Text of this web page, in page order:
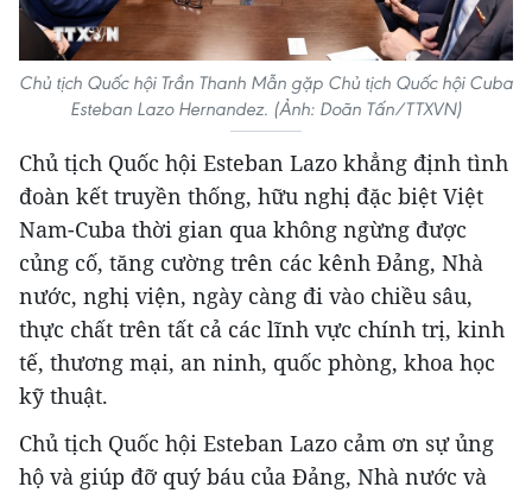
Chủ tịch Quốc hội Trần Thanh Mẫn gặp Chủ tịch Quốc hội Cuba
Esteban Lazo Hernandez. (Ảnh: Doãn Tấn/TTXVN)
Chủ tịch Quốc hội Esteban Lazo khẳng định tình
đoàn kết truyền thống, hữu nghị đặc biệt Việt
Nam-Cuba thời gian qua không ngừng được
củng cố, tăng cường trên các kênh Đảng, Nhà
nước, nghị viện, ngày càng đi vào chiều sâu,
thực chất trên tất cả các lĩnh vực chính trị, kinh
tế, thương mại, an ninh, quốc phòng, khoa học
kỹ thuật.
Chủ tịch Quốc hội Esteban Lazo cảm ơn sự ủng
hộ và giúp đỡ quý báu của Đảng, Nhà nước và